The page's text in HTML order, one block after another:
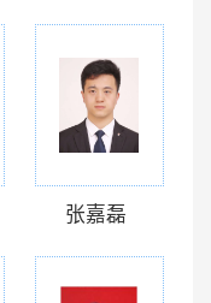
张嘉磊